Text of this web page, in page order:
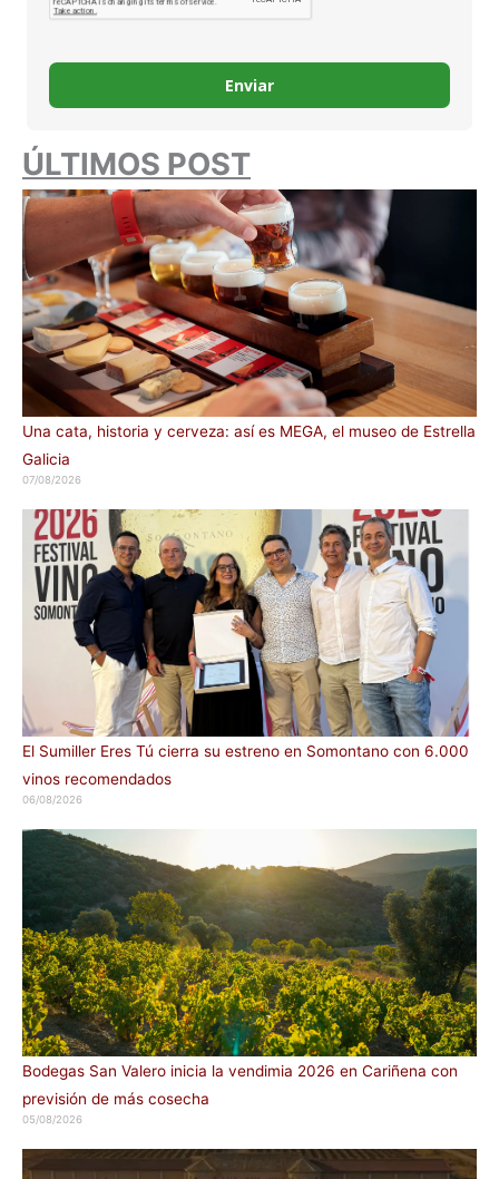
Enviar
ÚLTIMOS POST
Una cata, historia y cerveza: así es MEGA, el museo de Estrella
Galicia
07/08/2026
El Sumiller Eres Tú cierra su estreno en Somontano con 6.000
vinos recomendados
06/08/2026
Bodegas San Valero inicia la vendimia 2026 en Cariñena con
previsión de más cosecha
05/08/2026